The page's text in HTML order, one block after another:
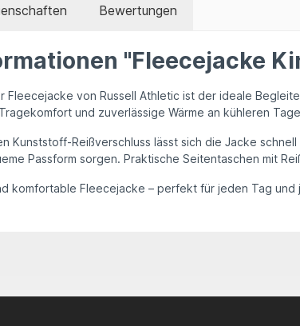
Bewertungen
"Fleecejacke
Fleecejacke von Russell Athletic ist der ideale
und zuverlässige Wärme an kühleren
Kunststoff-Reißverschluss lässt sich die Jacke
Passform sorgen. Praktische Seitentaschen mit
komfortable Fleecejacke – perfekt für jeden Tag und